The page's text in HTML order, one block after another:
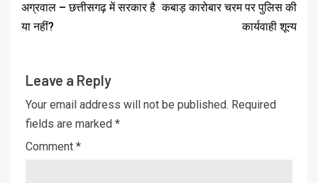
अग्रवाल – छत्तीसगढ़ में सरकार है
या नहीं?
कबाड़ कारोबार चरम पर पुलिस की
कार्यवाही शून्य
Leave a Reply
Your email address will not be published. Required
fields are marked *
Comment *